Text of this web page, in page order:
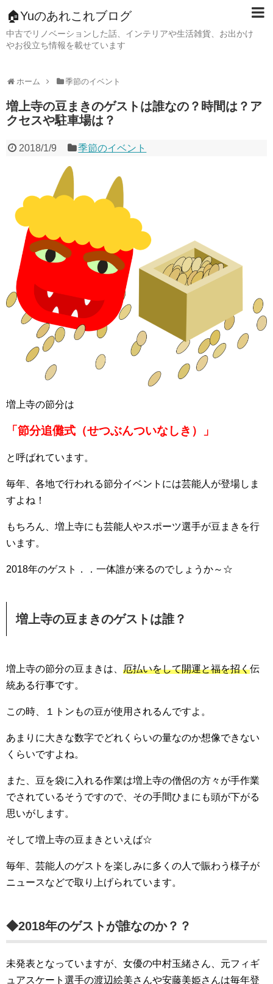
🏠Yuのあれこれブログ
中古でリノベーションした話、インテリアや生活雑貨、お出かけ
やお役立ち情報を載せています
ホーム 季節のイベント
増上寺の豆まきのゲストは誰なの？時間は？ア
クセスや駐車場は？
2018/1/9 季節のイベント
増上寺の節分は
「節分追儺式（せつぶんついなしき）」
と呼ばれています。
毎年、各地で行われる節分イベントには芸能人が登場しま
すよね！
もちろん、増上寺にも芸能人やスポーツ選手が豆まきを行
います。
2018年のゲスト．．一体誰が来るのでしょうか～☆
増上寺の豆まきのゲストは誰？
増上寺の節分の豆まきは、 厄払いをして開運と福を招く伝
統ある行事です。
この時、１トンもの豆が使用されるんですよ。
あまりに大きな数字でどれくらいの量なのか想像できない
くらいですよね。
また、豆を袋に入れる作業は増上寺の僧侶の方々が手作業
でされているそうですので、その手間ひまにも頭が下がる
思いがします。
そして増上寺の豆まきといえば☆
毎年、芸能人のゲストを楽しみに多くの人で賑わう様子が
ニュースなどで取り上げられています。
◆2018年のゲストが誰なのか？？
未発表となっていますが、女優の中村玉緒さん、元フィギ
ュアスケート選手の渡辺絵美さんや安藤美姫さんは毎年登